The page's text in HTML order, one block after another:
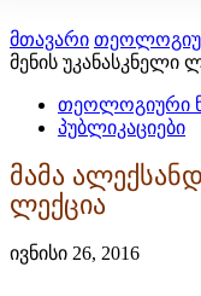
მთავარი
მენის უკანასკნელი
თეოლოგიური
პუბლიკაციები
მამა
ლექცია
ივნისი 26, 2016